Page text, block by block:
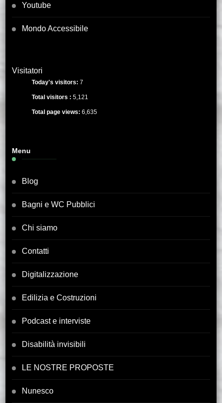
Youtube
Mondo Accessibile
Visitatori
Today's visitors: 7
Total visitors : 5,121
Total page views: 6,635
Menu
Blog
Bagni e WC Pubblici
Chi siamo
Contatti
Digitalizzazione
Edilizia e Costruzioni
Podcast e interviste
Disabilità invisibili
LE NOSTRE PROPOSTE
Nunesco